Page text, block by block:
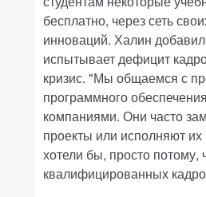
бесплатно, через сеть
инноваций. Халин
испытывает дефицит
кризис. "Мы общаемся с
программного
компаниями. Они часто
проекты или исполняют
хотели бы, просто потому,
квалифицированных